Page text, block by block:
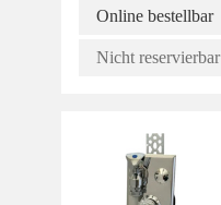
Online bestellbar
Nicht reservierbar